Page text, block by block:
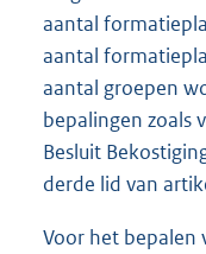
aantal
aantal
aantal groepen
bepalingen zoals
Besluit
derde lid van
Voor het bepalen